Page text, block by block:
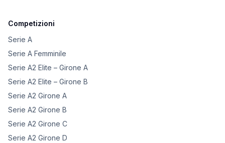
Competizioni
Serie A
Serie A Femminile
Serie A2 Elite – Girone A
Serie A2 Elite – Girone B
Serie A2 Girone A
Serie A2 Girone B
Serie A2 Girone C
Serie A2 Girone D